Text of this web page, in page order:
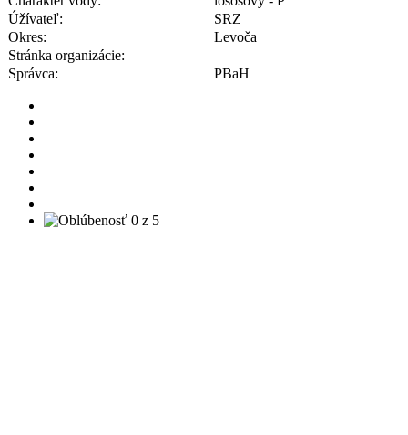
Úžívateľ:
SRZ
Okres:
Levoča
Stránka organizácie:
Správca:
PBaH